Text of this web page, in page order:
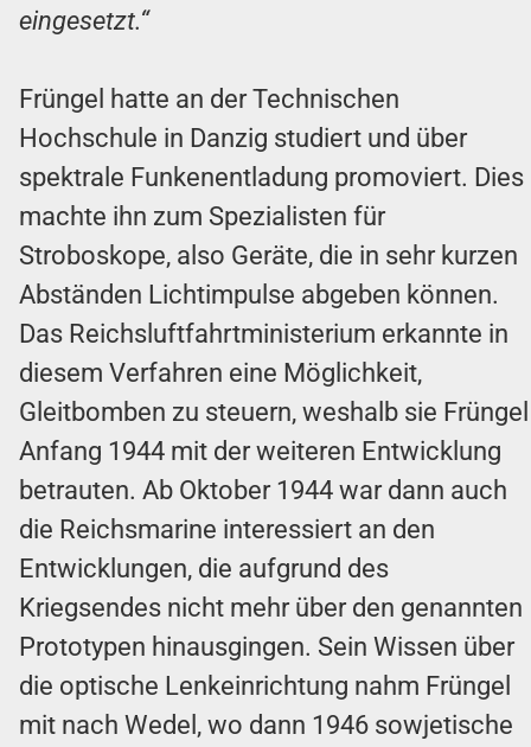
eingesetzt.“
Früngel hatte an der Technischen
Hochschule in Danzig studiert und über
spektrale Funkenentladung promoviert. Dies
machte ihn zum Spezialisten für
Stroboskope, also Geräte, die in sehr kurzen
Abständen Lichtimpulse abgeben können.
Das Reichsluftfahrtministerium erkannte in
diesem Verfahren eine Möglichkeit,
Gleitbomben zu steuern, weshalb sie Früngel
Anfang 1944 mit der weiteren Entwicklung
betrauten. Ab Oktober 1944 war dann auch
die Reichsmarine interessiert an den
Entwicklungen, die aufgrund des
Kriegsendes nicht mehr über den genannten
Prototypen hinausgingen. Sein Wissen über
die optische Lenkeinrichtung nahm Früngel
mit nach Wedel, wo dann 1946 sowjetische